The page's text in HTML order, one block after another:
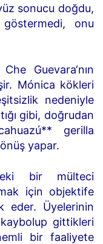
sonucu doğdu,
onu
Guevara‘nın
Mónica kökleri
nedeniyle
gibi, doğrudan
gerilla
yapar.
bir mülteci
için objektife
eder. Üyelerinin
gittikleri
bir faaliyete